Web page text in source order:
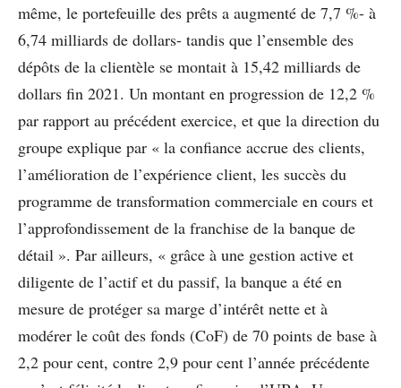
même, le portefeuille des prêts a augmenté de 7,7 %- à
6,74 milliards de dollars- tandis que l’ensemble des
dépôts de la clientèle se montait à 15,42 milliards de
dollars fin 2021. Un montant en progression de 12,2 %
par rapport au précédent exercice, et que la direction du
groupe explique par « la confiance accrue des clients,
l’amélioration de l’expérience client, les succès du
programme de transformation commerciale en cours et
l’approfondissement de la franchise de la banque de
détail ». Par ailleurs, « grâce à une gestion active et
diligente de l’actif et du passif, la banque a été en
mesure de protéger sa marge d’intérêt nette et à
modérer le coût des fonds (CoF) de 70 points de base à
2,2 pour cent, contre 2,9 pour cent l’année précédente